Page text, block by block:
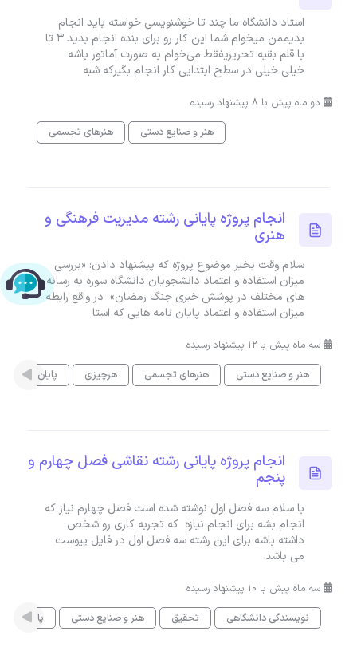
استاد دانشگاه ما چند تا خوشنویسی خواسته باید انجام
بدیممن ميخوام شما این کار رو برای بنده انجام بدید ۳ تا
با قلم بقیه تحریریفقط می‌خوام به صورت آماتور باشه
خیلی خیلی در سطح ابتدایی کار انجام بگیرکه شبه
دو ماه پیش با 8 پیشنهاد رسیده
هنر و صنایع دستی
هنرهای تجسمی
انجام پروژه پایانی رشته مدیریت فرهنگی و
هنری
سلام وقت بخیر موضوع پروژه که پیشنهاد دادن: «بررسی
میزان استفاده و اعتماد دانشجویان دانشگاه سوره به رسانه
های مختلف در پوشش خبری جنگ رمضان» در واقع رابطه
میزان استفاده و اعتماد پایان نامه هایی که استا
سه ماه پیش با 12 پیشنهاد رسیده
هنر و صنایع دستی
هنرهای تجسمی هرچیزی پایان نامه
انجام پروژه پایانی رشته نقاشی فصل چهارم و
پنجم
با سلام سه فصل اول نوشته شده است فصل چهارم نیاز که
انجام بشه برای انجام نیازه که تجربه کاری رو شخص
داشته باشه برای این رشته سه فصل اول در فایل پیوست
می باشد
سه ماه پیش با 10 پیشنهاد رسیده
نویسندگی دانشگاهی
تحقیق هنر و صنایع دستی پایان نامه
چت با پشتیبانی پارس‌کدرز